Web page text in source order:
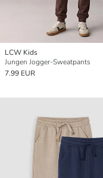
LCW Kids
Jungen Jogger-Sweatpants
7.99 EUR